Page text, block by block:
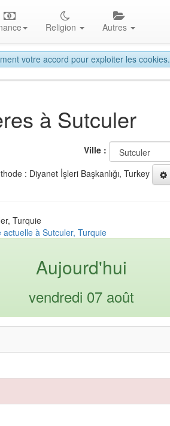
votre accord pour exploiter les cookies.
Religion Autres
à Sutculer
Ville :
: Diyanet İşleri Başkanlığı, Turkey
Turquie
actuelle à Sutculer, Turquie
Aujourd'hui
vendredi 07 août